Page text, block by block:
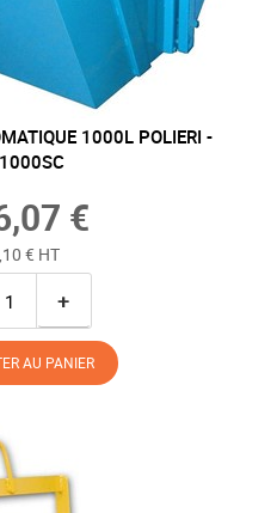
1000L POLIERI -
€
€ HT
+
AU PANIER